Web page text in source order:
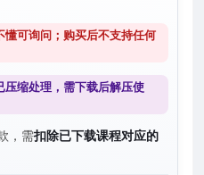
懂可询问；购买后不支持任何
压缩处理，需下载后解压使
，需扣除已下载课程对应的